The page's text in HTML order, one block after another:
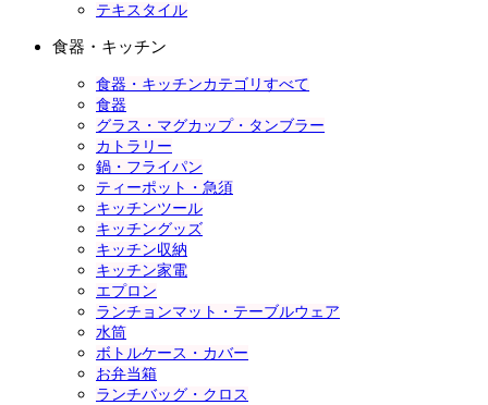
テキスタイル
食器・キッチン
食器・キッチンカテゴリすべて
食器
グラス・マグカップ・タンブラー
カトラリー
鍋・フライパン
ティーポット・急須
キッチンツール
キッチングッズ
キッチン収納
キッチン家電
エプロン
ランチョンマット・テーブルウェア
水筒
ボトルケース・カバー
お弁当箱
ランチバッグ・クロス